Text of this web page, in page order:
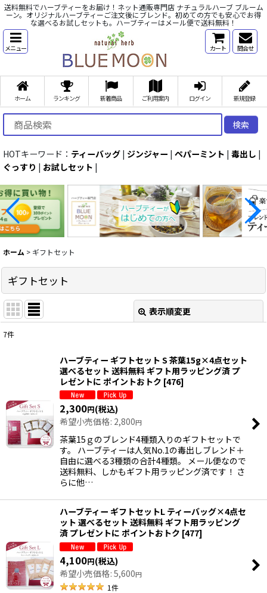
送料無料でハーブティーをお届け！ネット通販専門店 ナチュラルハーブ ブルーム
ーン。オリジナルハーブティーご注文後にブレンド。初めての方でも安心でお得
な選べるお試しセットも。ハーブティーはメール便で送料無料！
メニュー カート 問合せ
ホーム ランキング 新着商品 ご利用案内 ログイン 新規登録
検索
HOTキーワード： ティーバッグ | ジンジャー | ペパーミント | 毒出し |
ぐっすり | お試しセット |
ホーム > ギフトセット
ギフトセット
表示順変更
絞り込む
7件
ハーブティー ギフトセット S 茶葉15g×4点セット
選べるセット 送料無料 ギフト用ラッピング済 プ
レゼントに ポイントおトク [476]
2,300円(税込)
希望小売価格: 2,800円
茶葉15ｇのブレンド4種類入りのギフトセットで
す。 ハーブティーは人気No.1の毒出しブレンド＋
自由に選べる3種類の合計4種類。 メール便なので
送料無料、しかもギフト用ラッピング済です！ さ
らに他…
ハーブティー ギフトセットL ティーバッグ×4点セ
ット 選べるセット 送料無料 ギフト用ラッピング
済 プレゼントに ポイントおトク [477]
4,100円(税込)
希望小売価格: 5,600円
1件